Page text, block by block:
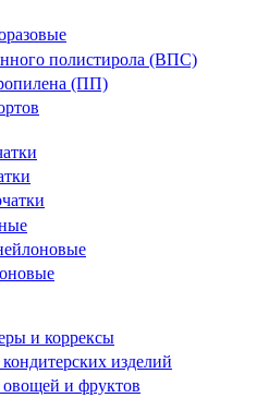
полистирола (ВПС)
(ПП)
и коррексы
изделий
и фруктов